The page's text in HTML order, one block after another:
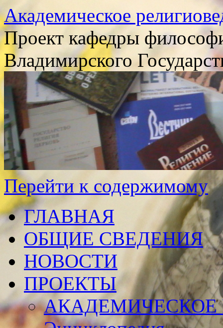
Академическое
Проект кафедры
Владимирского
Перейти к содержимому
ГЛАВНАЯ
ОБЩИЕ СВЕДЕНИЯ
НОВОСТИ
ПРОЕКТЫ
АКАДЕМИЧЕСКОЕ